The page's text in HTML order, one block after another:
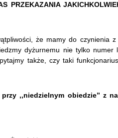
PRZEKAZANIA
że mamy do czynienia
dyżurnemu nie tylko
także, czy taki
przy ,,niedzielnym obiedzie” z